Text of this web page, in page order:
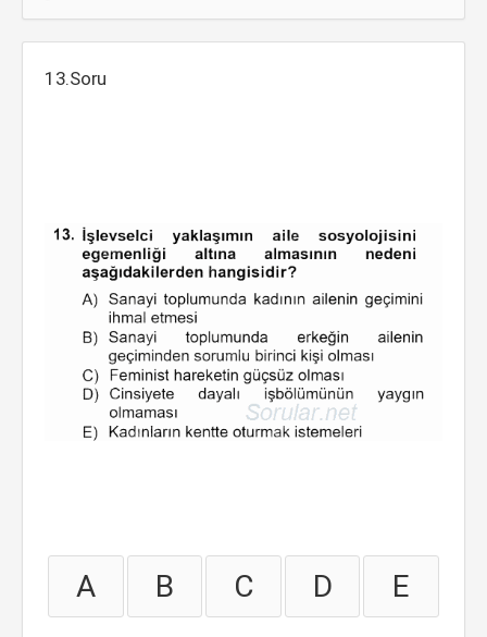
13.Soru
A B C D E